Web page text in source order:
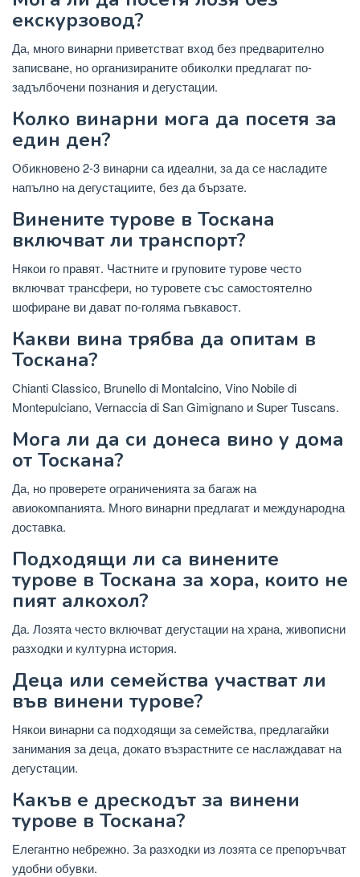
екскурзовод?
Да, много винарни приветстват вход без предварително
записване, но организираните обиколки предлагат по-
задълбочени познания и дегустации.
Колко винарни мога да посетя за
един ден?
Обикновено 2-3 винарни са идеални, за да се насладите
напълно на дегустациите, без да бързате.
Винените турове в Тоскана
включват ли транспорт?
Някои го правят. Частните и груповите турове често
включват трансфери, но туровете със самостоятелно
шофиране ви дават по-голяма гъвкавост.
Какви вина трябва да опитам в
Тоскана?
Chianti Classico, Brunello di Montalcino, Vino Nobile di
Montepulciano, Vernaccia di San Gimignano и Super Tuscans.
Мога ли да си донеса вино у дома
от Тоскана?
Да, но проверете ограниченията за багаж на
авиокомпанията. Много винарни предлагат и международна
доставка.
Подходящи ли са винените
турове в Тоскана за хора, които не
пият алкохол?
Да. Лозята често включват дегустации на храна, живописни
разходки и културна история.
Деца или семейства участват ли
във винени турове?
Някои винарни са подходящи за семейства, предлагайки
занимания за деца, докато възрастните се наслаждават на
дегустации.
Какъв е дрескодът за винени
турове в Тоскана?
Елегантно небрежно. За разходки из лозята се препоръчват
удобни обувки.